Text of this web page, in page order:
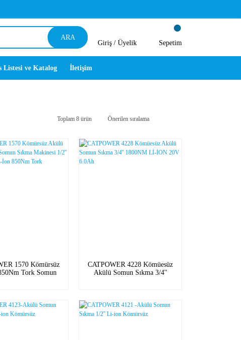
ARA
Giriş / Üyelik Sepetim
Listesi ve Katalog İletişim
Toplam 8 ürün
1570 Kömürsüz
Tork Somun
CATPOWER 4228 Kömüesüz
Akülü Somun Sıkma 3/4''